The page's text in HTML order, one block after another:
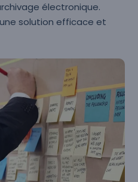
électronique.
solution efficace et